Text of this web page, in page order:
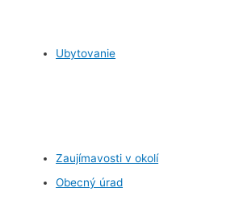
Ubytovanie
Zaujímavosti v okolí
Obecný úrad